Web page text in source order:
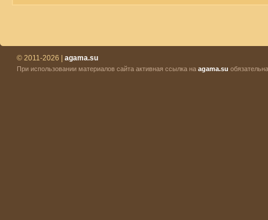
© 2011-2026 | agama.su
При использовании материалов сайта активная ссылка на agama.su